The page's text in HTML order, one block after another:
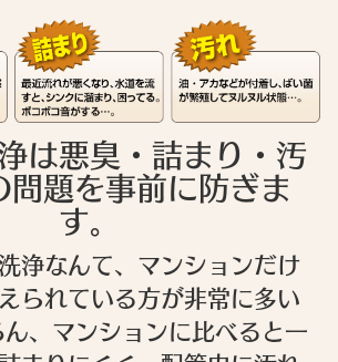
は悪臭・詰まり・汚
問題を事前に防ぎま
す。
浄なんて、マンションだけ
られている方が非常に多い
、マンションに比べると一